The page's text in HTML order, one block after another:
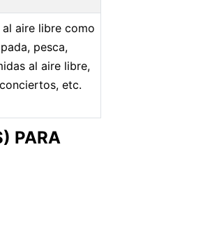
aire libre como
pesca,
al aire libre,
etc.
PARA